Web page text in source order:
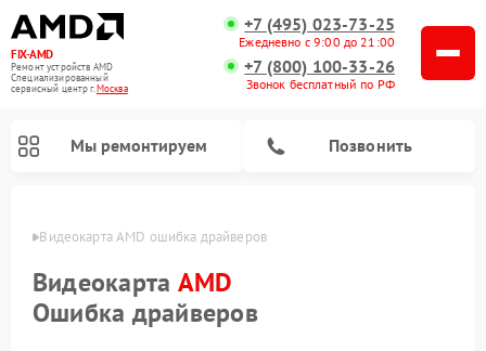
FIX-AMD
Ремонт устройств AMD
Специализированный
cервисный центр г.Москва
+7 (495) 023-73-25
Ежедневно с 9:00 до 21:00
+7 (800) 100-33-26
Звонок бесплатный по РФ
Мы ремонтируем Позвонить
Видеокарта AMD ошибка драйверов
Видеокарта AMD
Ошибка драйверов